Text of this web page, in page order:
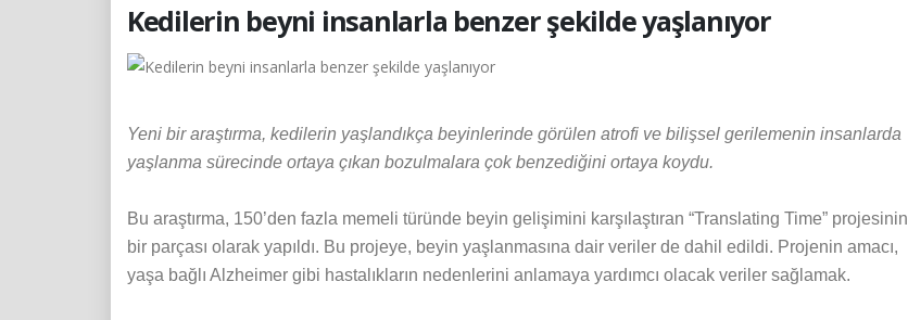
Kedilerin beyni insanlarla benzer şekilde yaşlanıyor
Yeni bir araştırma, kedilerin yaşlandıkça beyinlerinde görülen atrofi ve bilişsel gerilemenin insanlarda
yaşlanma sürecinde ortaya çıkan bozulmalara çok benzediğini ortaya koydu.
Bu araştırma, 150’den fazla memeli türünde beyin gelişimini karşılaştıran “Translating Time” projesinin
bir parçası olarak yapıldı. Bu projeye, beyin yaşlanmasına dair veriler de dahil edildi. Projenin amacı,
yaşa bağlı Alzheimer gibi hastalıkların nedenlerini anlamaya yardımcı olacak veriler sağlamak.